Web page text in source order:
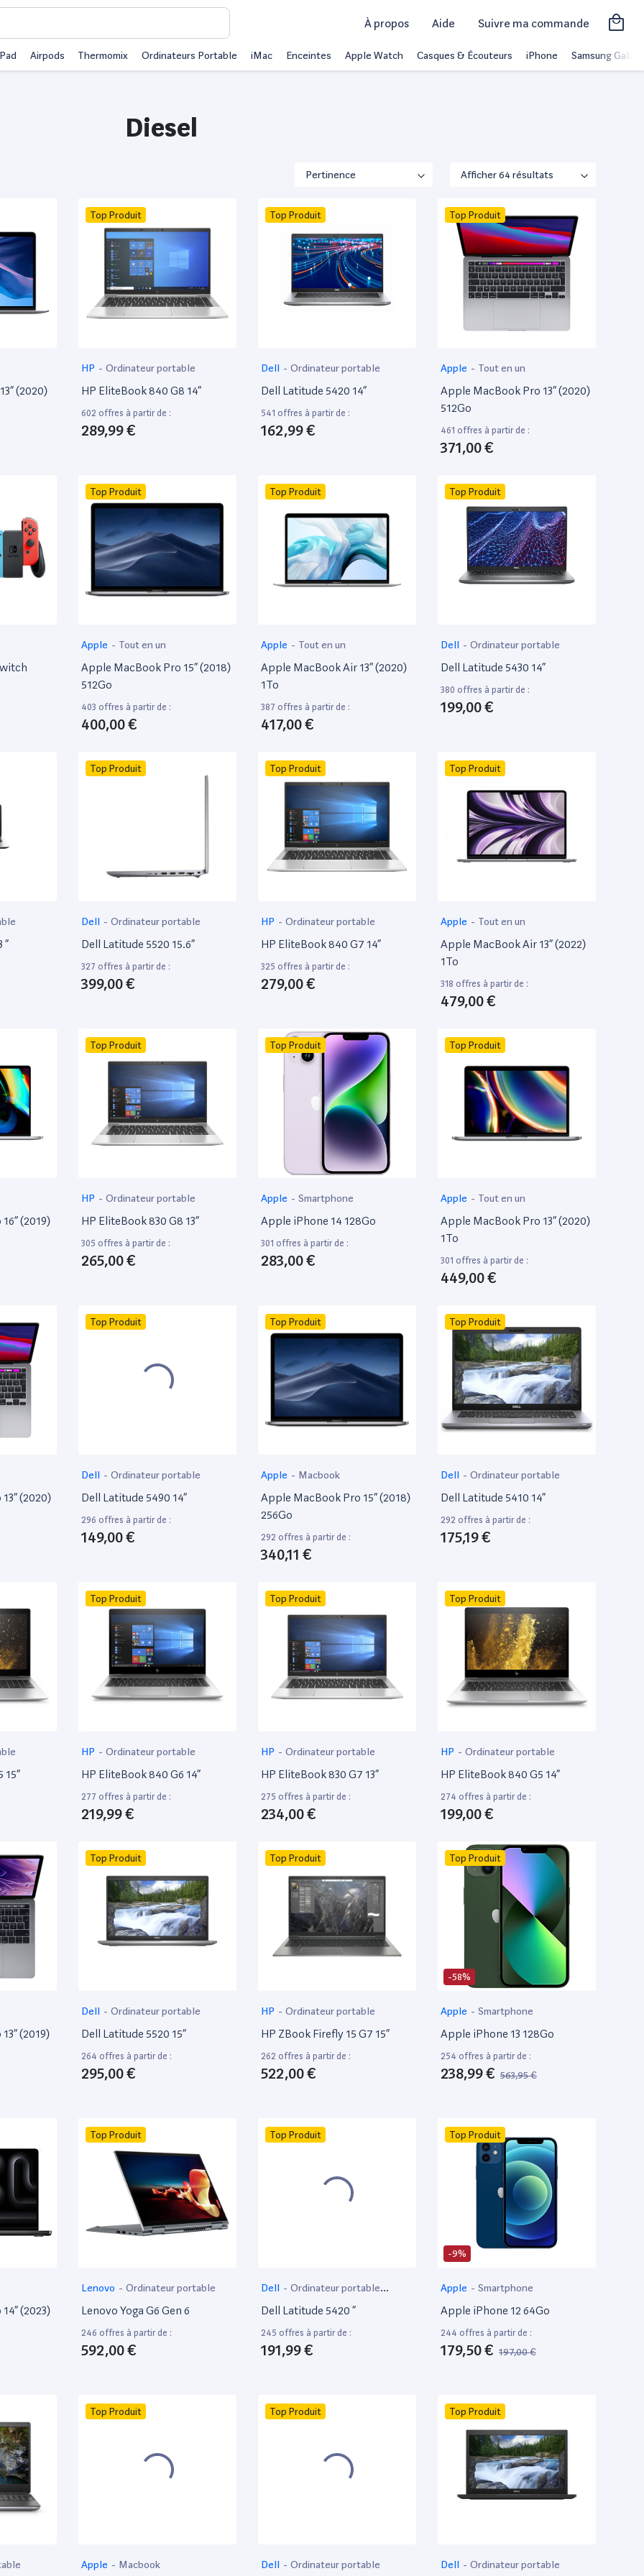
À propos Aide Suivre ma commande
Airpods Thermomix Ordinateurs Portable iMac Enceintes Apple Watch Casques & Écouteurs iPhone Samsung Galaxy
Diesel
(2020)
Top Produit
HP - Ordinateur portable
HP EliteBook 840 G8 14”
602 offres à partir de :
289,99 €
Top Produit
Dell - Ordinateur portable
Dell Latitude 5420 14”
541 offres à partir de :
162,99 €
Top Produit
Apple - Tout en un
Apple MacBook Pro 13” (2020)
512Go
461 offres à partir de :
371,00 €
Top Produit
Apple - Tout en un
Apple MacBook Pro 15” (2018)
512Go
403 offres à partir de :
400,00 €
Top Produit
Apple - Tout en un
Apple MacBook Air 13” (2020)
1To
387 offres à partir de :
417,00 €
Top Produit
Dell - Ordinateur portable
Dell Latitude 5430 14”
380 offres à partir de :
199,00 €
”
Top Produit
Dell - Ordinateur portable
Dell Latitude 5520 15.6”
327 offres à partir de :
399,00 €
Top Produit
HP - Ordinateur portable
HP EliteBook 840 G7 14”
325 offres à partir de :
279,00 €
Top Produit
Apple - Tout en un
Apple MacBook Air 13” (2022)
1To
318 offres à partir de :
479,00 €
(2019)
Top Produit
HP - Ordinateur portable
HP EliteBook 830 G8 13”
305 offres à partir de :
265,00 €
Top Produit
Apple - Smartphone
Apple iPhone 14 128Go
301 offres à partir de :
283,00 €
Top Produit
Apple - Tout en un
Apple MacBook Pro 13” (2020)
1To
301 offres à partir de :
449,00 €
(2020)
Top Produit
Dell - Ordinateur portable
Dell Latitude 5490 14”
296 offres à partir de :
149,00 €
Top Produit
Apple - Macbook
Apple MacBook Pro 15” (2018)
256Go
292 offres à partir de :
340,11 €
Top Produit
Dell - Ordinateur portable
Dell Latitude 5410 14”
292 offres à partir de :
175,19 €
15”
Top Produit
HP - Ordinateur portable
HP EliteBook 840 G6 14”
277 offres à partir de :
219,99 €
Top Produit
HP - Ordinateur portable
HP EliteBook 830 G7 13”
275 offres à partir de :
234,00 €
Top Produit
HP - Ordinateur portable
HP EliteBook 840 G5 14”
274 offres à partir de :
199,00 €
(2019)
Top Produit
Dell - Ordinateur portable
Dell Latitude 5520 15”
264 offres à partir de :
295,00 €
Top Produit
HP - Ordinateur portable
HP ZBook Firefly 15 G7 15”
262 offres à partir de :
522,00 €
-58%
Top Produit
Apple - Smartphone
Apple iPhone 13 128Go
254 offres à partir de :
238,99 € 563,95 €
(2023)
Top Produit
Lenovo - Ordinateur portable
Lenovo Yoga G6 Gen 6
246 offres à partir de :
592,00 €
Top Produit
Dell - Ordinateur portable
bureautique
Dell Latitude 5420 ”
245 offres à partir de :
191,99 €
-9%
Top Produit
Apple - Smartphone
Apple iPhone 12 64Go
244 offres à partir de :
179,50 € 197,00 €
Top Produit
Apple - Macbook
Top Produit
Dell - Ordinateur portable
Top Produit
Dell - Ordinateur portable